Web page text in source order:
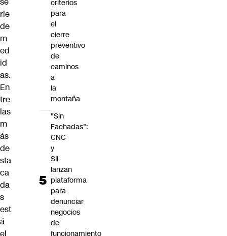
rie
de
m
ed
id
as.
En
tre
las
m
ás
de
sta
ca
da
s
est
á
el
criterios
para
el
cierre
preventivo
de
caminos
a
la
montaña
"Sin
Fachadas":
CNC
y
SII
lanzan
plataforma
para
denunciar
negocios
de
funcionamiento